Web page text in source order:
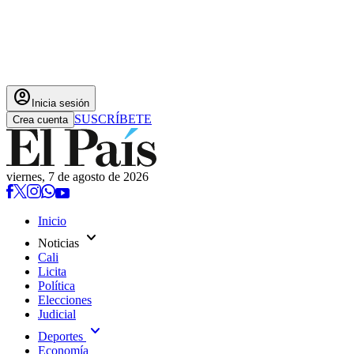
account_circle Inicia sesión
Crea cuenta SUSCRÍBETE
viernes, 7 de agosto de 2026
Inicio
Noticias expand_more
Cali
Licita
Política
Elecciones
Judicial
Deportes expand_more
Economía